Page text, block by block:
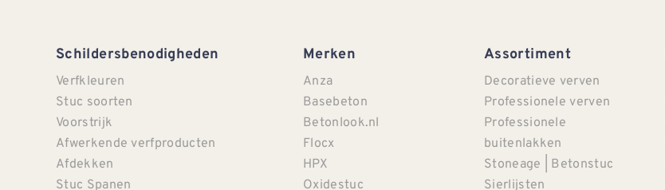
Schildersbenodigheden
Verfkleuren
Stuc soorten
Voorstrijk
Afwerkende verfproducten
Afdekken
Stuc Spanen
Merken
Anza
Basebeton
Betonlook.nl
Flocx
HPX
Oxidestuc
Assortiment
Decoratieve verven
Professionele verven
Professionele
buitenlakken
Stoneage | Betonstuc
Sierlijsten